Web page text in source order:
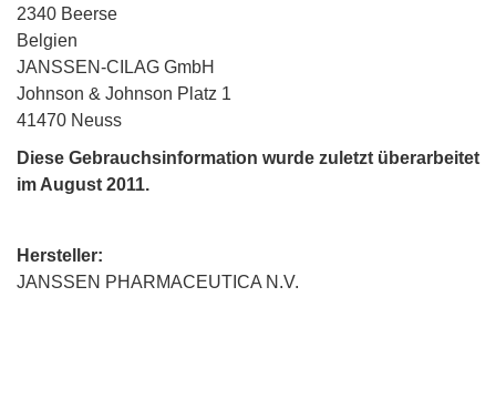
2340 Beerse
Belgien
JANSSEN-CILAG GmbH
Johnson & Johnson Platz 1
41470 Neuss
Diese Gebrauchsinformation wurde zuletzt überarbeitet
im August 2011.
Hersteller:
JANSSEN PHARMACEUTICA N.V.